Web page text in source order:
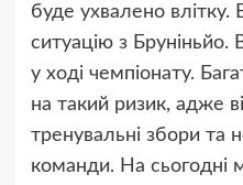
буде ухвалено
ситуацію з Бруніньйо.
у ході чемпіонату.
на такий ризик, адже
тренувальні збори та
команди. На